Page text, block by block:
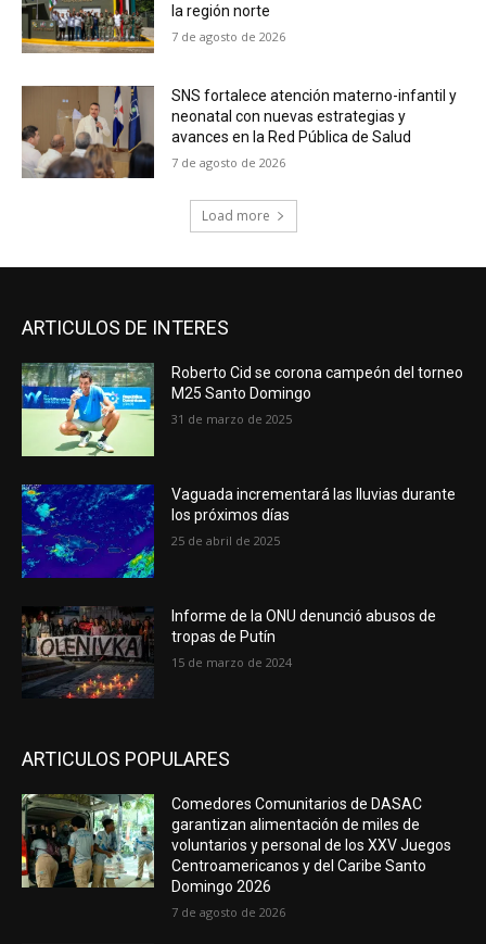
la región norte
7 de agosto de 2026
SNS fortalece atención materno-infantil y
neonatal con nuevas estrategias y
avances en la Red Pública de Salud
7 de agosto de 2026
Load more
ARTICULOS DE INTERES
Roberto Cid se corona campeón del torneo
M25 Santo Domingo
31 de marzo de 2025
Vaguada incrementará las lluvias durante
los próximos días
25 de abril de 2025
Informe de la ONU denunció abusos de
tropas de Putín
15 de marzo de 2024
ARTICULOS POPULARES
Comedores Comunitarios de DASAC
garantizan alimentación de miles de
voluntarios y personal de los XXV Juegos
Centroamericanos y del Caribe Santo
Domingo 2026
7 de agosto de 2026